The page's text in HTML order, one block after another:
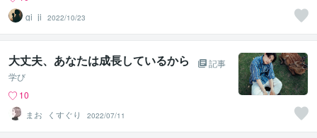
gi_ji
2022/10/23
大丈夫、あなたは成長しているから
記事
学び
10
まお_くすぐり
2022/07/11